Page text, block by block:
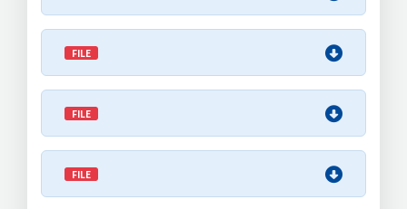
FILE
FILE
FILE